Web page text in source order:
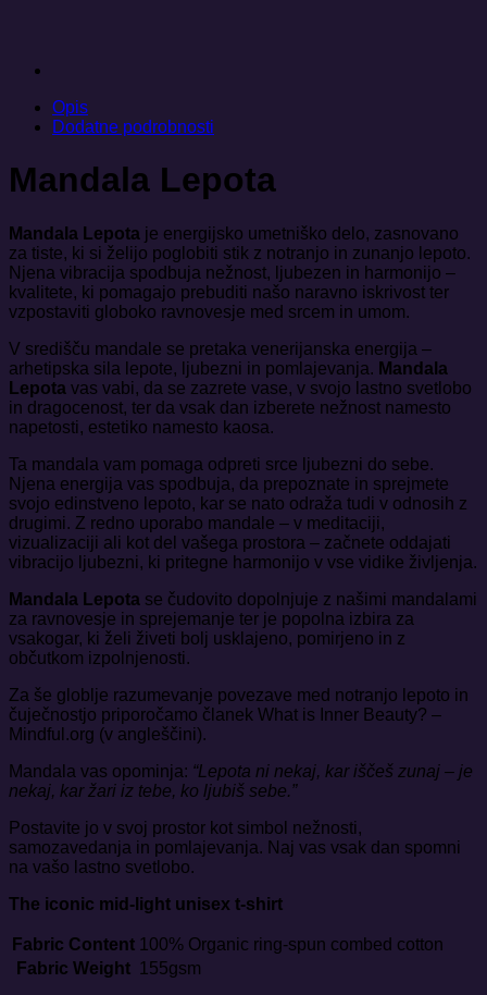
Opis
Dodatne podrobnosti
Mandala Lepota
Mandala Lepota je energijsko umetniško delo, zasnovano
za tiste, ki si želijo poglobiti stik z notranjo in zunanjo lepoto.
Njena vibracija spodbuja nežnost, ljubezen in harmonijo –
kvalitete, ki pomagajo prebuditi našo naravno iskrivost ter
vzpostaviti globoko ravnovesje med srcem in umom.
V središču mandale se pretaka venerijanska energija –
arhetipska sila lepote, ljubezni in pomlajevanja. Mandala
Lepota vas vabi, da se zazrete vase, v svojo lastno svetlobo
in dragocenost, ter da vsak dan izberete nežnost namesto
napetosti, estetiko namesto kaosa.
Ta mandala vam pomaga odpreti srce ljubezni do sebe.
Njena energija vas spodbuja, da prepoznate in sprejmete
svojo edinstveno lepoto, kar se nato odraža tudi v odnosih z
drugimi. Z redno uporabo mandale – v meditaciji,
vizualizaciji ali kot del vašega prostora – začnete oddajati
vibracijo ljubezni, ki pritegne harmonijo v vse vidike življenja.
Mandala Lepota se čudovito dopolnjuje z našimi mandalami
za ravnovesje in sprejemanje ter je popolna izbira za
vsakogar, ki želi živeti bolj usklajeno, pomirjeno in z
občutkom izpolnjenosti.
Za še globlje razumevanje povezave med notranjo lepoto in
čuječnostjo priporočamo članek What is Inner Beauty? –
Mindful.org (v angleščini).
Mandala vas opominja: “Lepota ni nekaj, kar iščeš zunaj – je
nekaj, kar žari iz tebe, ko ljubiš sebe.”
Postavite jo v svoj prostor kot simbol nežnosti,
samozavedanja in pomlajevanja. Naj vas vsak dan spomni
na vašo lastno svetlobo.
The iconic mid-light unisex t-shirt
Fabric Content 100% Organic ring-spun combed cotton
Fabric Weight 155gsm